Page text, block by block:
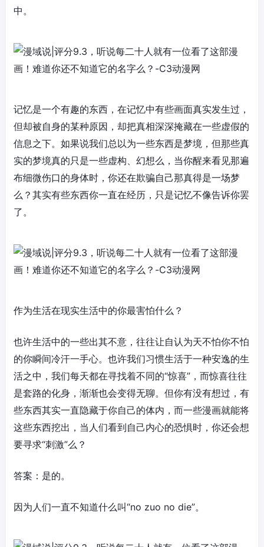
中。
记忆是一个有趣的东西，在记忆中有些画面真实发生过，
但却被自身的某种原因，却把真相深深掩藏在一些虚假的
信息之下。如果说我们总以为一些东西是梦境，但那些真
实的梦境真的只是一些虚构、幻想么，当你醒来看见那遍
布细微伤口的身体时，你还在欺骗自己那真得是一场梦
么？其实有些东西你一直在经历，只是记忆不像告诉你罢
了。
作为生活在现实生活中的你最害怕什么？
也许生活中的一些出其不意，往往让自认为天不怕你不怕
的你瞬间冷汗一手心。也许我们习惯生活于一种安逸的生
活之中，我们每天都在寻找着不同的“惊喜”，而惊喜往往
是套路的化身，渐渐也会变得无聊。但你有没有想过，有
些东西其实一直隐藏于你自己的体内，而一些漫画就能将
这些东西挖出，当人们看到自己内心的恐惧时，你还会想
要寻求“刺激”么？
答案：是的。
因为人们一直不知道什么叫“no zuo no die”。